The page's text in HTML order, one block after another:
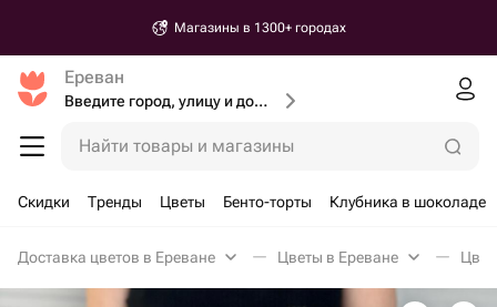
Магазины в 1300+ городах
Ереван
Введите город, улицу и дом доставки
Найти товары и магазины
Скидки Тренды Цветы Бенто-торты Клубника в шоколаде
Доставка цветов в Ереване Цветы в Ереване